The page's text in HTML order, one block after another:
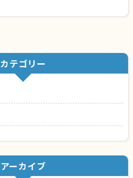
カテゴリー
アーカイブ